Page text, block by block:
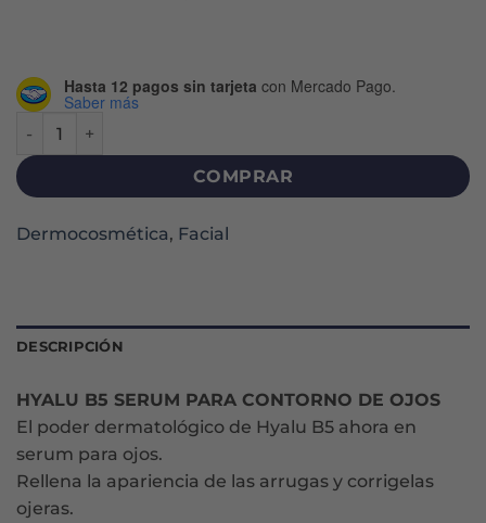
Hasta 12 pagos sin tarjeta con Mercado Pago.
Saber más
COMPRAR
Dermocosmética, Facial
DESCRIPCIÓN
HYALU B5 SERUM PARA CONTORNO DE OJOS
El poder dermatológico de Hyalu B5 ahora en
serum para ojos.
Rellena la apariencia de las arrugas y corrigelas
ojeras.